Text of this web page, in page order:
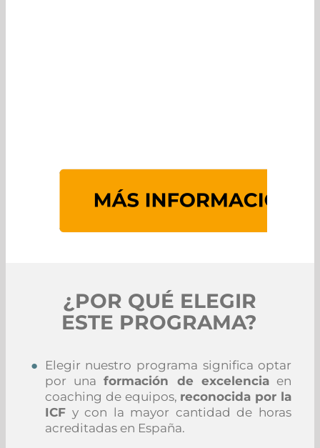
¿POR QUÉ ELEGIR
ESTE PROGRAMA?
Elegir nuestro programa significa optar
por unaformación de excelenciaen
coaching de equipos, reconocida por la
ICFy con la mayor cantidad de horas
acreditadas en España.